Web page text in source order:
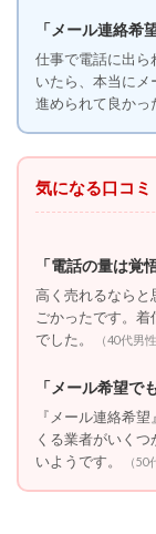
「メール連絡希
仕事で電話に出ら
いたら、本当に
進められて良かっ
気になる口コミ
「電話の量は覚
高く売れるならと
ごかったです。
でした。
（40代男
「メール希望で
『メール連絡希
くる業者がいく
いようです。
（